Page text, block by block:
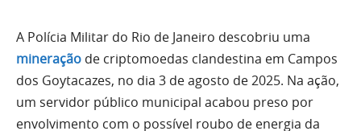
A Polícia Militar do Rio de Janeiro descobriu uma
mineração de criptomoedas clandestina em Campos
dos Goytacazes, no dia 3 de agosto de 2025. Na ação,
um servidor público municipal acabou preso por
envolvimento com o possível roubo de energia da